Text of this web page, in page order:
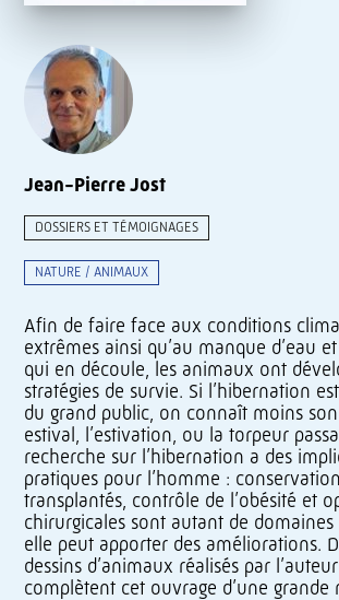
Jean-Pierre Jost
DOSSIERS ET TÉMOIGNAGES
NATURE / ANIMAUX
Afin de faire face aux conditions
extrêmes ainsi qu’au manque d’eau
qui en découle, les animaux ont
stratégies de survie. Si l’hibernation
du grand public, on connaît moins
estival, l’estivation, ou la torpeur
recherche sur l’hibernation a des
pratiques pour l’homme :
transplantés, contrôle de l’obésité et
chirurgicales sont autant de domaines
elle peut apporter des améliorations.
dessins d’animaux réalisés par
complètent cet ouvrage d’une grande